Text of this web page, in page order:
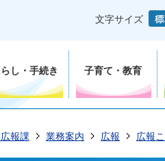
文字サイズ
らし・手続き 子育て・教育
報課 業務案内 広報 広報